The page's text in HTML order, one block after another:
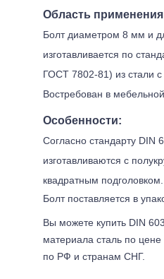
Область
Болт диаметром 8 мм и
изготавливается по
ГОСТ 7802-81) из стали с
Востребован в
Особенности:
Согласно стандарту DIN
изготавливаются с
квадратным подголовком.
Болт поставляется в
Вы можете купить DIN
материала сталь по цене
по РФ и странам СНГ.